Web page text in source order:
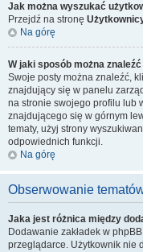
Jak można wyszukać
Przejdź na stronę
Na górę
W jaki sposób można
Swoje posty można znaleźć,
znajdujący się w panelu
na stronie swojego profilu lub
znajdującego się w górnym
tematy, użyj strony
odpowiednich funkcji.
Na górę
Obserwowanie
Jaka jest różnica między
Dodawanie zakładek w
przeglądarce. Użytkownik nie